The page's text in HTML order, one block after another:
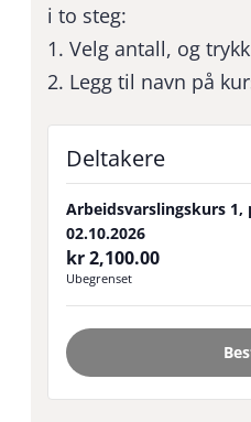
i to steg:
1. Velg antall, og
2. Legg til navn på
Deltakere
Arbeidsvarslingskurs 1,
02.10.2026
kr2,100.00
Ubegrenset